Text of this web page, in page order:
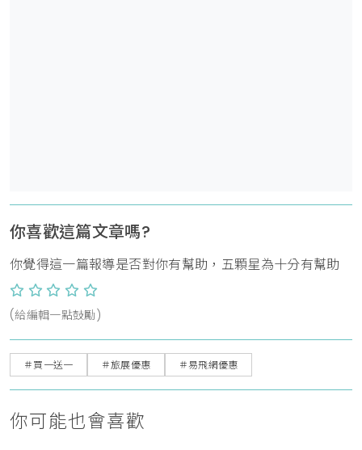
你喜歡這篇文章嗎?
你覺得這一篇報導是否對你有幫助，五顆星為十分有幫助
(給編輯一點鼓勵)
＃買一送一 ＃旅展優惠 ＃易飛網優惠
你可能也會喜歡